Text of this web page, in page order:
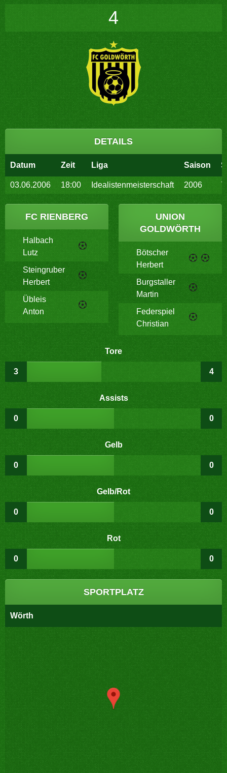
4
DETAILS
Datum Zeit Liga Saison
03.06.2006 18:00 Idealistenmeisterschaft 2006 7
FC RIENBERG
Halbach
Lutz
Steingruber
Herbert
Übleis
Anton
UNION
GOLDWÖRTH
Bötscher
Herbert
Burgstaller
Martin
Federspiel
Christian
Tore
3 4
Assists
0 0
Gelb
0 0
Gelb/Rot
0 0
Rot
0 0
SPORTPLATZ
Wörth